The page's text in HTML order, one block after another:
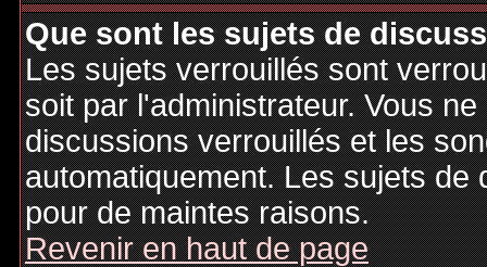
Que sont les sujets de
Les sujets verrouillés sont
soit par l'administrateur. Vous
discussions verrouillés et les
automatiquement. Les sujets
pour de maintes raisons.
Revenir en haut de page